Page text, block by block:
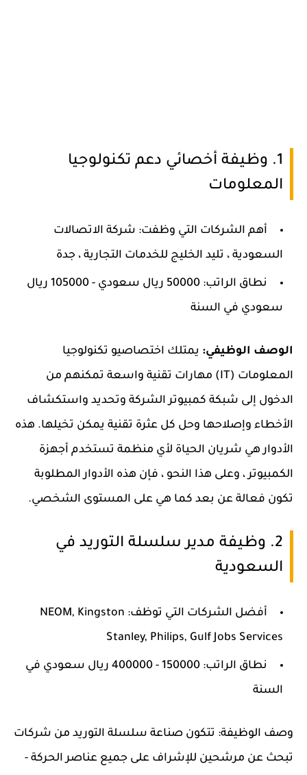
1. وظيفة أخصائي دعم تكنولوجيا
المعلومات
أهم الشركات التي وظفت: شركة الاتصالات
السعودية ، تليد الخليج للخدمات التجارية ، جدة
نطاق الراتب: 50000 ريال سعودي - 105000 ريال
سعودي في السنة
الوصف الوظيفي: يمتلك اختصاصيو تكنولوجيا
المعلومات (IT) مهارات تقنية واسعة تمكنهم من
الدخول إلى شبكة كمبيوتر الشركة وتحديد واستكشاف
الأخطاء وإصلاحها وحل كل عثرة تقنية يمكن تخيلها. هذه
الأدوار هي شريان الحياة لأي منظمة تستخدم أجهزة
الكمبيوتر ، وعلى هذا النحو ، فإن هذه الأدوار المطلوبة
تكون فعالة عن بعد كما هي على المستوى الشخصي.
2. وظيفة مدير سلسلة التوريد في
السعودية
أفضل الشركات التي توظف: NEOM, Kingston
Stanley, Philips, Gulf Jobs Services
نطاق الراتب: 150000 - 400000 ريال سعودي في
السنة
وصف الوظيفة: تتكون صناعة سلسلة التوريد من شركات
تبحث عن مرشحين للإشراف على جميع عناصر الحركة -